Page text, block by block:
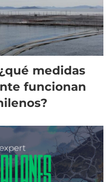
medidas
funcionan